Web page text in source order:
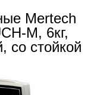
Mertech
M, 6кг,
со стойкой